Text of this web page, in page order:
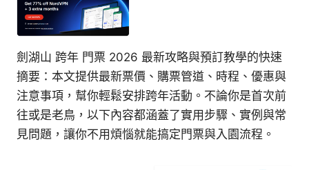
劍湖山 跨年 門票 2026 最新攻略與預訂教學的快速
摘要：本文提供最新票價、購票管道、時程、優惠與
注意事項，幫你輕鬆安排跨年活動。不論你是首次前
往或是老鳥，以下內容都涵蓋了實用步驟、實例與常
見問題，讓你不用煩惱就能搞定門票與入園流程。